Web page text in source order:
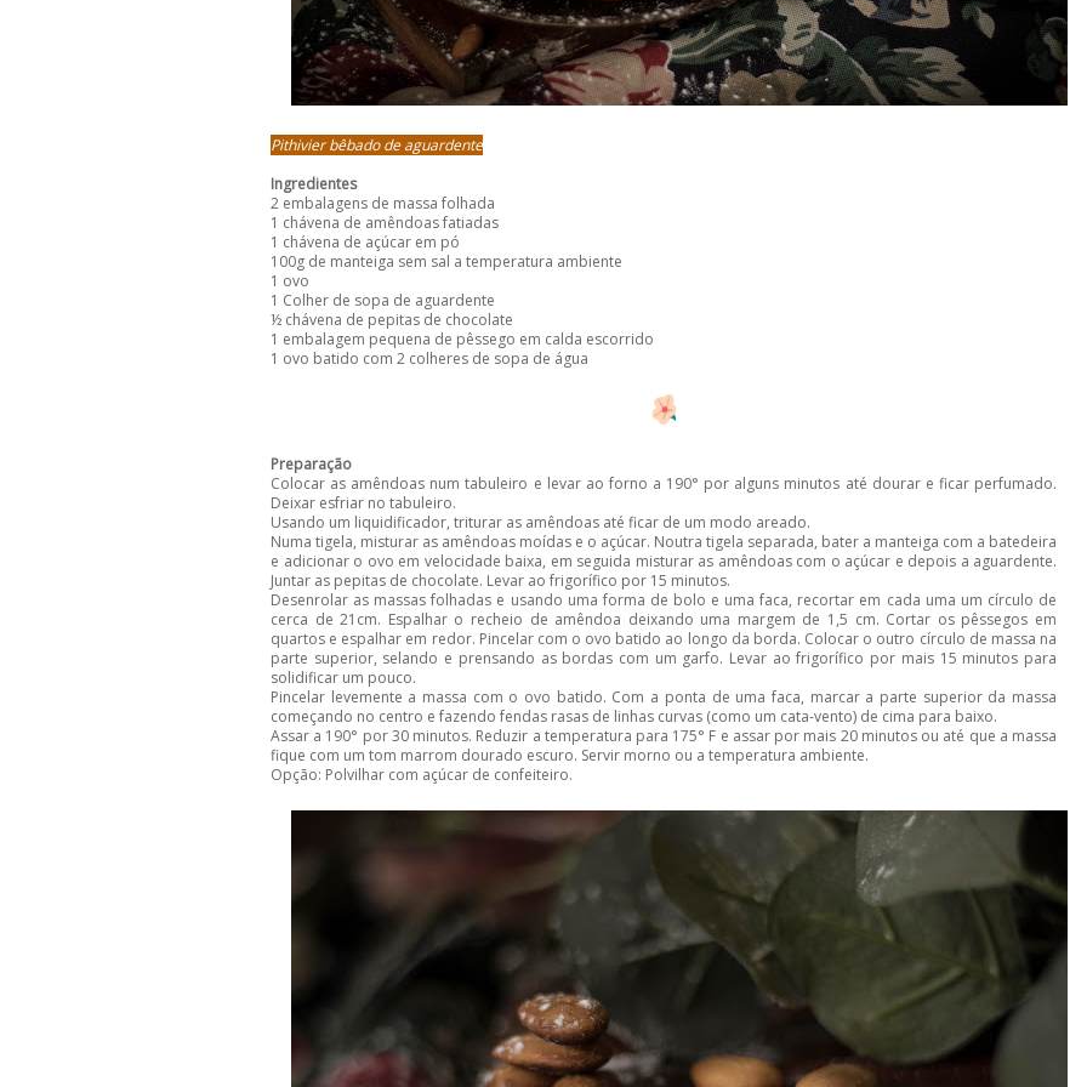
Pithivier bêbado de aguardente
Ingredientes
2 embalagens de massa folhada
1 chávena de amêndoas fatiadas
1 chávena de açúcar em pó
100g de manteiga sem sal a temperatura ambiente
1 ovo
1 Colher de sopa de aguardente
½ chávena de pepitas de chocolate
1 embalagem pequena de pêssego em calda escorrido
1 ovo batido com 2 colheres de sopa de água
Preparação
Colocar as amêndoas num tabuleiro e levar ao forno a 190° por alguns minutos até dourar e ficar perfumado.
Deixar esfriar no tabuleiro.
Usando um liquidificador, triturar as amêndoas até ficar de um modo areado.
Numa tigela, misturar as amêndoas moídas e o açúcar. Noutra tigela separada, bater a manteiga com a batedeira
e adicionar o ovo em velocidade baixa, em seguida misturar as amêndoas com o açúcar e depois a aguardente.
Juntar as pepitas de chocolate. Levar ao frigorífico por 15 minutos.
Desenrolar as massas folhadas e usando uma forma de bolo e uma faca, recortar em cada uma um círculo de
cerca de 21cm. Espalhar o recheio de amêndoa deixando uma margem de 1,5 cm. Cortar os pêssegos em
quartos e espalhar em redor. Pincelar com o ovo batido ao longo da borda. Colocar o outro círculo de massa na
parte superior, selando e prensando as bordas com um garfo. Levar ao frigorífico por mais 15 minutos para
solidificar um pouco.
Pincelar levemente a massa com o ovo batido. Com a ponta de uma faca, marcar a parte superior da massa
começando no centro e fazendo fendas rasas de linhas curvas (como um cata-vento) de cima para baixo.
Assar a 190° por 30 minutos. Reduzir a temperatura para 175° F e assar por mais 20 minutos ou até que a massa
fique com um tom marrom dourado escuro. Servir morno ou a temperatura ambiente.
Opção: Polvilhar com açúcar de confeiteiro.